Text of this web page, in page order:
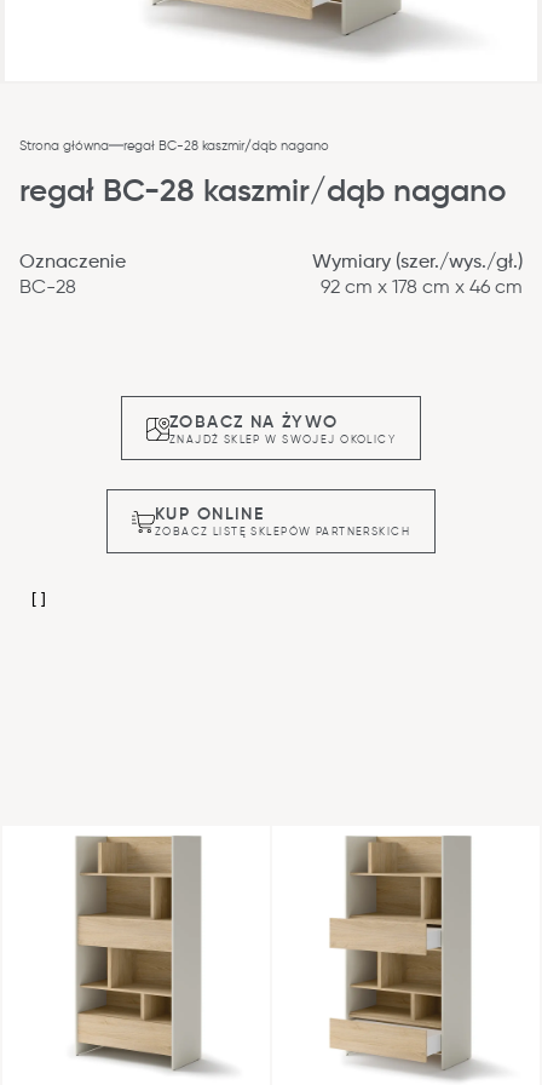
Strona główna regał BC-28 kaszmir/dąb nagano
regał BC-28 kaszmir/dąb nagano
Oznaczenie
BC-28
Wymiary (szer./wys./gł.)
92 cm x 178 cm x 46 cm
ZOBACZ NA ŻYWO
ZNAJDŹ SKLEP W SWOJEJ OKOLICY
KUP ONLINE
ZOBACZ LISTĘ SKLEPÓW PARTNERSKICH